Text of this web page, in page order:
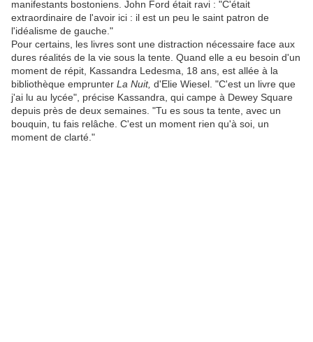
manifestants bostoniens. John Ford était ravi : "C'était
extraordinaire de l'avoir ici : il est un peu le saint patron de
l'idéalisme de gauche."
Pour certains, les livres sont une distraction nécessaire face aux
dures réalités de la vie sous la tente. Quand elle a eu besoin d'un
moment de répit, Kassandra Ledesma, 18 ans, est allée à la
bibliothèque emprunter La Nuit, d'Elie Wiesel. "C'est un livre que
j'ai lu au lycée", précise Kassandra, qui campe à Dewey Square
depuis près de deux semaines. "Tu es sous ta tente, avec un
bouquin, tu fais relâche. C'est un moment rien qu'à soi, un
moment de clarté."